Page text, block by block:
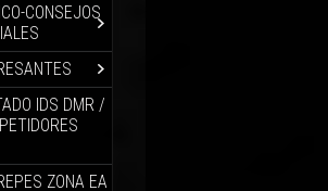
CONSEJOS
IDS DMR /
ZONA EA